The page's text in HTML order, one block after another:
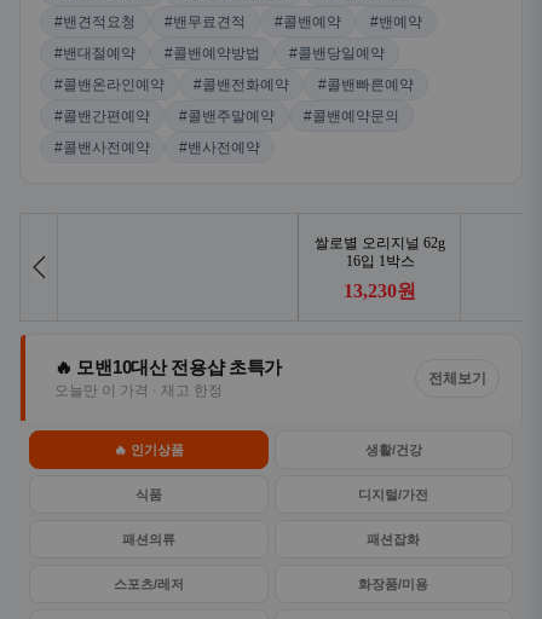
#밴견적요청
#밴무료견적 #콜밴예약
#밴예약
#밴대절예약
#콜밴예약방법
#콜밴당일예약
#콜밴온라인예약
#콜밴전화예약
#콜밴빠른예약
#콜밴간편예약
#콜밴주말예약
#콜밴예약문의
#콜밴사전예약
#밴사전예약
🔥 모밴10대산 전용샵 초특가
오늘만 이 가격 · 재고 한정
전체보기
🔥 인기상품 생활/건강
식품 디지털/가전
패션의류 패션잡화
스포츠/레저 화장품/미용